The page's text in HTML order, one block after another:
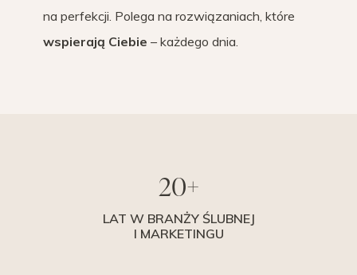
na perfekcji. Polega na rozwiązaniach, które
wspierają Ciebie – każdego dnia.
20+
LAT W BRANŻY ŚLUBNEJ
I MARKETINGU